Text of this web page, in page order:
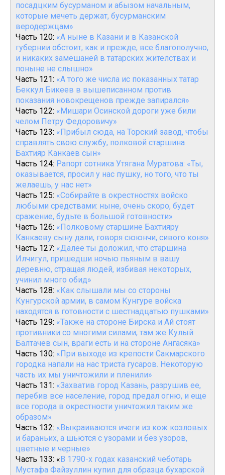
посадцким бусурманом и абызом начальным,
которые мечеть держат, бусурманским
веродержцам»
Часть 120: «А ныне в Казани и в Казанской
губернии обстоит, как и прежде, все благополучно,
и никаких замешаней в татарских жителствах и
поныне не слышно»
Часть 121: «А того же числа ис показанных татар
Беккул Бикеев в вышеписанном против
показания новокрещенов прежде запирался»
Часть 122: «Мишари Осинской дороги уже били
челом Петру Федоровичу»
Часть 123: «Прибыл сюда, на Торский завод, чтобы
справлять свою службу, полковой старшина
Бахтияр Канкаев сын»
Часть 124: Рапорт сотника Утягана Муратова: «Ты,
оказывается, просил у нас пушку, но того, что ты
желаешь, у нас нет»
Часть 125: «Собирайте в окрестностях войско
любыми средствами: ныне, очень скоро, будет
сражение, будьте в большой готовности»
Часть 126: «Полковому старшине Бахтияру
Канкаеву сыну дали, говоря сююнчи, сивого коня»
Часть 127: «Далее ты доложил, что старшина
Илчигул, пришедши ночью пьяным в вашу
деревню, стращая людей, избивая некоторых,
учинил много обид»
Часть 128: «Как слышали мы со стороны
Кунгурской армии, в самом Кунгуре войска
находятся в готовности с шестнадцатью пушками»
Часть 129: «Также на стороне Бирска и Ай стоят
противники со многими силами, там же Кулый
Балтачев сын, враги есть и на стороне Ангасяка»
Часть 130: «При выходе из крепости Сакмарского
городка напали на нас триста гусаров. Некоторую
часть их мы уничтожили и пленили»
Часть 131: «Захватив город Казань, разрушив ее,
перебив все население, город предал огню, и еще
все города в окрестности уничтожил таким же
образом»
Часть 132: «Выкраиваются ичеги из кож козловых
и бараньих, а шьются с узорами и без узоров,
цветные и черные»
Часть 133: «В 1790-х годах казанский чеботарь
Мустафа Файзуллин купил для образца бухарской